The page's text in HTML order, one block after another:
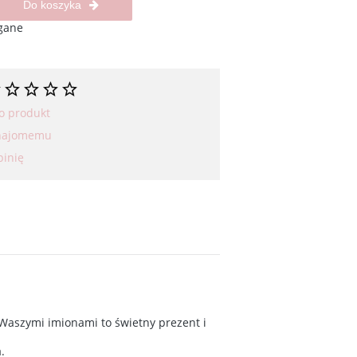
Do koszyka
produkt
imionami to świetny prezent i